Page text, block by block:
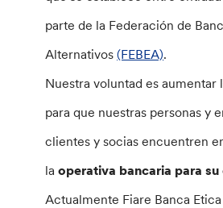
parte de la Federación de
Alternativos(FEBEA).
Nuestra voluntad es aumentar
para que nuestras personas y
clientes y socias encuentren
laoperativa bancaria para su
Actualmente Fiare Banca